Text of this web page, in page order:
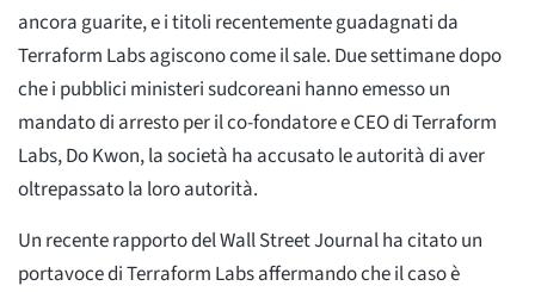
ancora guarite, e i titoli recentemente guadagnati da
Terraform Labs agiscono come il sale. Due settimane dopo
che i pubblici ministeri sudcoreani hanno emesso un
mandato di arresto per il co-fondatore e CEO di Terraform
Labs, Do Kwon, la società ha accusato le autorità di aver
oltrepassato la loro autorità.
Un recente rapporto del Wall Street Journal ha citato un
portavoce di Terraform Labs affermando che il caso è